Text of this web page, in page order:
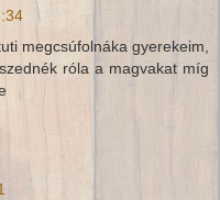
megcsúfolnáka gyerekeim,
róla a magvakat míg